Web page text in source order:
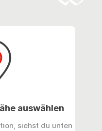
auswählen
siehst du unten